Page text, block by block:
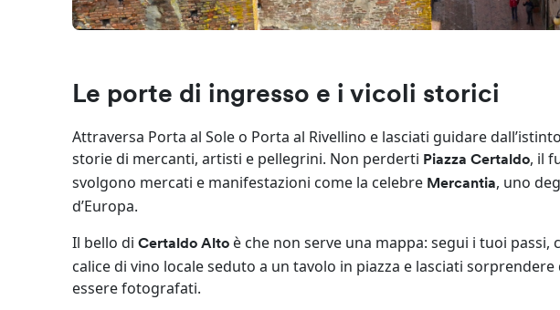
Le porte di ingresso e i vicoli storici
Attraversa Porta al Sole o Porta al Rivellino e lasciati guidare
storie di mercanti, artisti e pellegrini. Non perderti Piazza Certaldo, il
svolgono mercati e manifestazioni come la celebre Mercantia, uno
d’Europa.
Il bello diCertaldo Alto è che non serve una mappa: segui i tuoi
calice di vino locale seduto a un tavolo in piazza e lasciati
essere fotografati.